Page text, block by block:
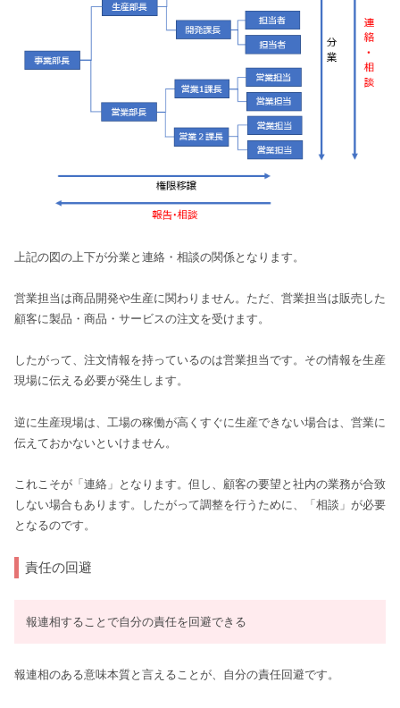
上記の図の上下が分業と連絡・相談の関係となります。
営業担当は商品開発や生産に関わりません。ただ、営業担当は販売した
顧客に製品・商品・サービスの注文を受けます。
したがって、注文情報を持っているのは営業担当です。その情報を生産
現場に伝える必要が発生します。
逆に生産現場は、工場の稼働が高くすぐに生産できない場合は、営業に
伝えておかないといけません。
これこそが「連絡」となります。但し、顧客の要望と社内の業務が合致
しない場合もあります。したがって調整を行うために、「相談」が必要
となるのです。
責任の回避
報連相することで自分の責任を回避できる
報連相のある意味本質と言えることが、自分の責任回避です。